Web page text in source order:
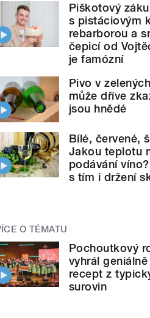
Piškotový
s pistáciovým
rebarborou a
čepicí od
je famózní
Pivo v
může dříve
jsou hnědé
Bílé, červené,
Jakou teplotu
podávání
s tím i držení
O TÉMATU
Pochoutkový
vyhrál
recept z
surovin